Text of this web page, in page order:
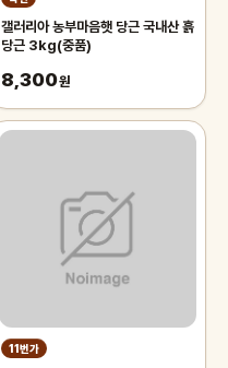
갤러리아 농부마음햇 당근 국내산 흙
당근 3kg(중품)
8,300원
11번가